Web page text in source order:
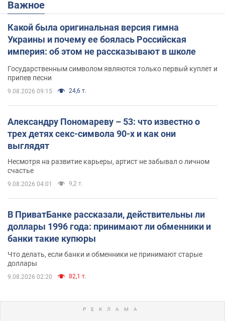
Важное
Какой была оригинальная версия гимна
Украины и почему ее боялась Российская
империя: об этом не рассказывают в школе
Государственным символом являются только первый куплет и
припев песни
9.08.2026 09:15 24,6 т.
Александру Пономареву – 53: что известно о
трех детях секс-символа 90-х и как они
выглядят
Несмотря на развитие карьеры, артист не забывал о личном
счастье
9.08.2026 04:01 9,2 т.
В ПриватБанке рассказали, действительны ли
доллары 1996 года: принимают ли обменники и
банки такие купюры
Что делать, если банки и обменники не принимают старые
доллары
9.08.2026 02:20 82,1 т.